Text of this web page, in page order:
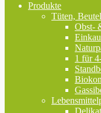
Produkte
Tüten,
Obst-
1 für